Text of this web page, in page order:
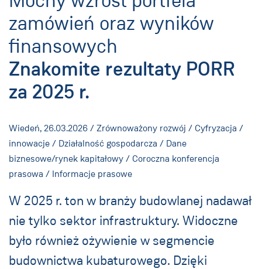
zamówień oraz wyników
finansowych
Znakomite rezultaty PORR
za 2025 r.
Wiedeń, 26.03.2026 / Zrównoważony rozwój / Cyfryzacja /
innowacje / Działalność gospodarcza / Dane
biznesowe/rynek kapitałowy / Coroczna konferencja
prasowa / Informacje prasowe
W 2025 r. ton w branży budowlanej nadawał
nie tylko sektor infrastruktury. Widoczne
było również ożywienie w segmencie
budownictwa kubaturowego. Dzięki